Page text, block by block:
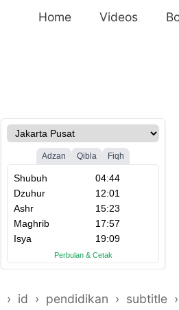
Home Videos
› id › pendidikan › subtitle ›